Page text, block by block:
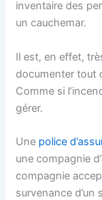
inventaire des
un cauchemar.
Il est, en effet,
documenter tout
Comme si
gérer.
Une police
une compagnie
compagnie
survenance d’un